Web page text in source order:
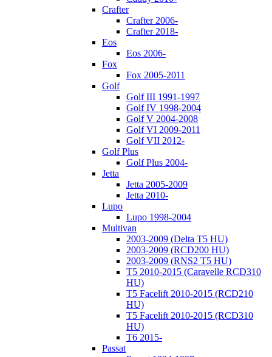
Crafter
Crafter 2006-
Crafter 2018-
Eos
Eos 2006-
Fox
Fox 2005-2011
Golf
Golf III 1991-1997
Golf IV 1998-2004
Golf V 2004-2008
Golf VI 2009-2011
Golf VII 2012-
Golf Plus
Golf Plus 2004-
Jetta
Jetta 2005-2009
Jetta 2010-
Lupo
Lupo 1998-2004
Multivan
2003-2009 (Delta T5 HU)
2003-2009 (RCD200 HU)
2003-2009 (RNS2 T5 HU)
T5 2010-2015 (Caravelle RCD310
HU)
T5 Facelift 2010-2015 (RCD210
HU)
T5 Facelift 2010-2015 (RCD310
HU)
T6 2015-
Passat